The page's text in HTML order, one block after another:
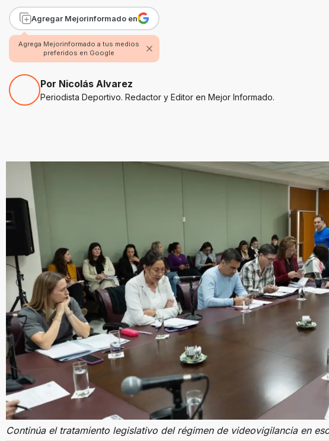
Agregar Mejorinformado en
Agrega Mejorinformado a tus medios
preferidos en Google
Por Nicolás Alvarez
Periodista Deportivo. Redactor y Editor en Mejor Informado.
Continúa el tratamiento legislativo del régimen de videovigilancia en